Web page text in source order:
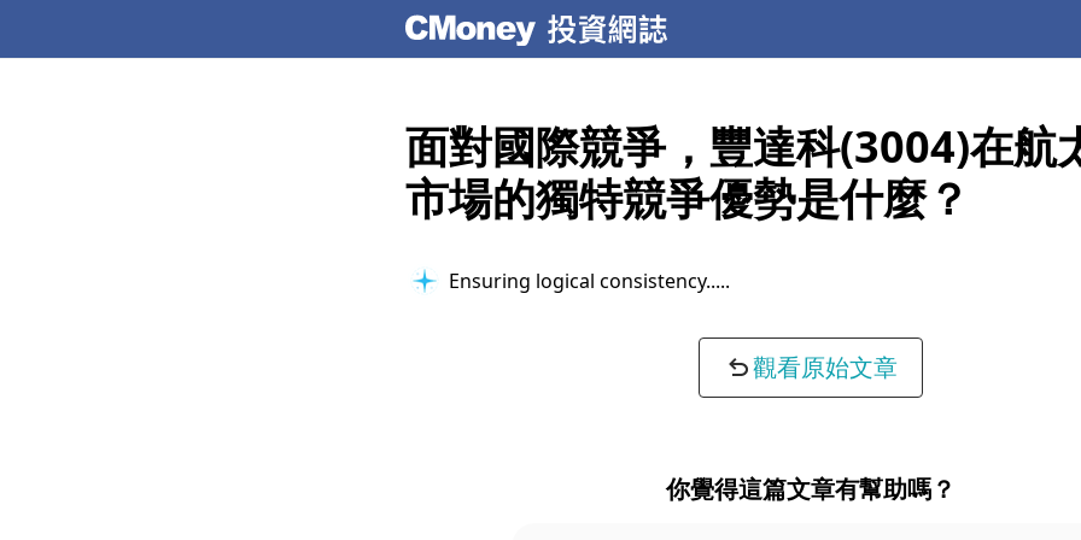
面對國際競爭，豐達科(3004)在航
市場的獨特競爭優勢是什麼？
Ensuring logical consistency...
觀看原始文章
你覺得這篇文章有幫助嗎？